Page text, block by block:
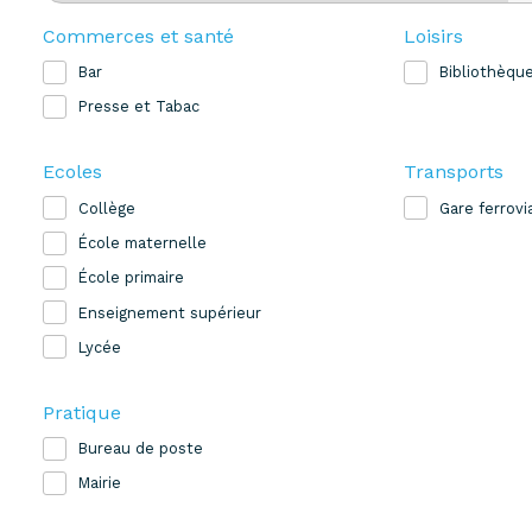
Commerces et santé
Bar
Presse et Tabac
Loisirs
Bibliothèque
Ecoles
Collège
École maternelle
École primaire
Enseignement supérieur
Lycée
Transports
Gare
Pratique
Bureau de poste
Mairie